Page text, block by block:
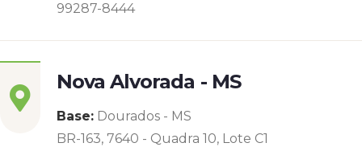
99287-8444
Nova Alvorada - MS
Base: Dourados - MS
BR-163, 7640 - Quadra 10, Lote C1